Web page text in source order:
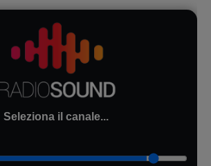
Seleziona il canale...